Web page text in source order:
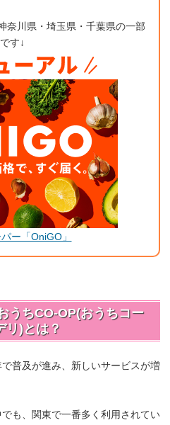
奈川県・埼玉県・千葉県の一部
です↓
ー「OniGO」
うちCO-OP(おうちコー
リ)とは？
普及が進み、新しいサービスが増
も、関東で一番多く利用されてい